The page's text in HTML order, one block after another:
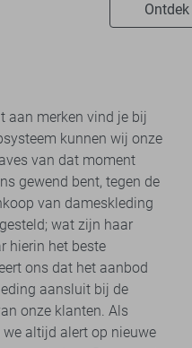
aan merken vind je bij
kunnen wij onze
van dat moment
gewend bent, tegen de
van dameskleding
wat zijn haar
hierin het beste
ons dat het aanbod
aansluit bij de
onze klanten. Als
altijd alert op nieuwe